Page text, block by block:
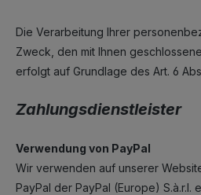
Die Verarbeitung Ihrer
Zweck, den mit Ihnen
erfolgt auf Grundlage des Art. 6
Zahlungsdienstleister
Verwendung von PayPal
Wir verwenden auf unserer
PayPal der PayPal (Europe) S.à.r.l.